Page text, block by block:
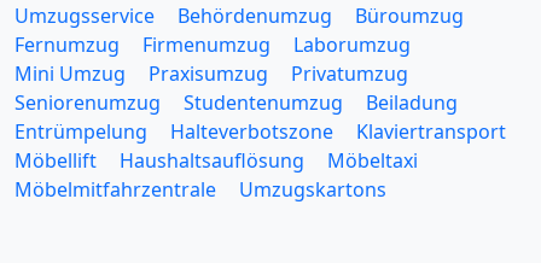
Umzugsservice Behördenumzug
Büroumzug
Fernumzug
Firmenumzug
Laborumzug
Mini Umzug
Praxisumzug
Privatumzug
Seniorenumzug
Studentenumzug
Beiladung
Entrümpelung
Halteverbotszone
Klaviertransport
Möbellift
Haushaltsauflösung
Möbeltaxi
Möbelmitfahrzentrale
Umzugskartons